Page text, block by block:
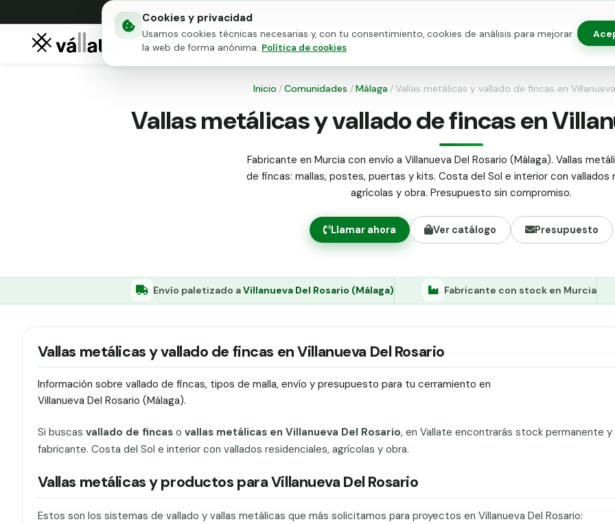
Cookies y privacidad
Usamos cookies técnicas necesarias y, con tu consentimiento, cookies de análisis para mejorar
la web de forma anónima. Política de cookies
Mallas metálicas
Puertas para vallado
Inicio /Comunidades /Málaga /Vallas metálicas y vallado de fincas en
Vallas metálicas y vallado de fincas en
Fabricante en Murcia con envío a Villanueva Del Rosario (Málaga). Vallas
de fincas: mallas, postes, puertas y kits. Costa del Sol e interior con vallados
agrícolas y obra. Presupuesto sin compromiso.
Llamar ahora Ver catálogo Presupuesto
Envío paletizado aVillanueva Del Rosario (Málaga) Fabricante con stock en Murcia
Vallas metálicas y vallado de fincas en Villanueva Del Rosario
Información sobre vallado de fincas, tipos de malla, envío y presupuesto para tu cerramiento en
Villanueva Del Rosario (Málaga).
Si buscas vallado de fincaso vallas metálicas en Villanueva Del Rosario, en Vallate encontrarás stock permanente
fabricante. Costa del Sol e interior con vallados residenciales, agrícolas y obra.
Vallas metálicas y productos para Villanueva Del Rosario
Estos son los sistemas de vallado y vallas metálicas que más solicitamos para proyectos en Villanueva Del Rosario: